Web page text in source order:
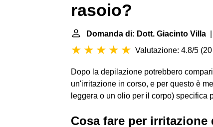
rasoio?
Domanda di: Dott. Giacinto Villa
Valutazione: 4.8/5 (
Dopo la depilazione potrebbero
un'irritazione in corso, e per questo è
leggera o un olio per il corpo) specifica
Cosa fare per irritazione